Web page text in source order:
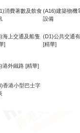
消費著數及飲食(A16)建築物機
設備
海上交通及船隻
]
(D1)公共交通
[精華]
港外鐵路 [精華]
香港小型巴士字